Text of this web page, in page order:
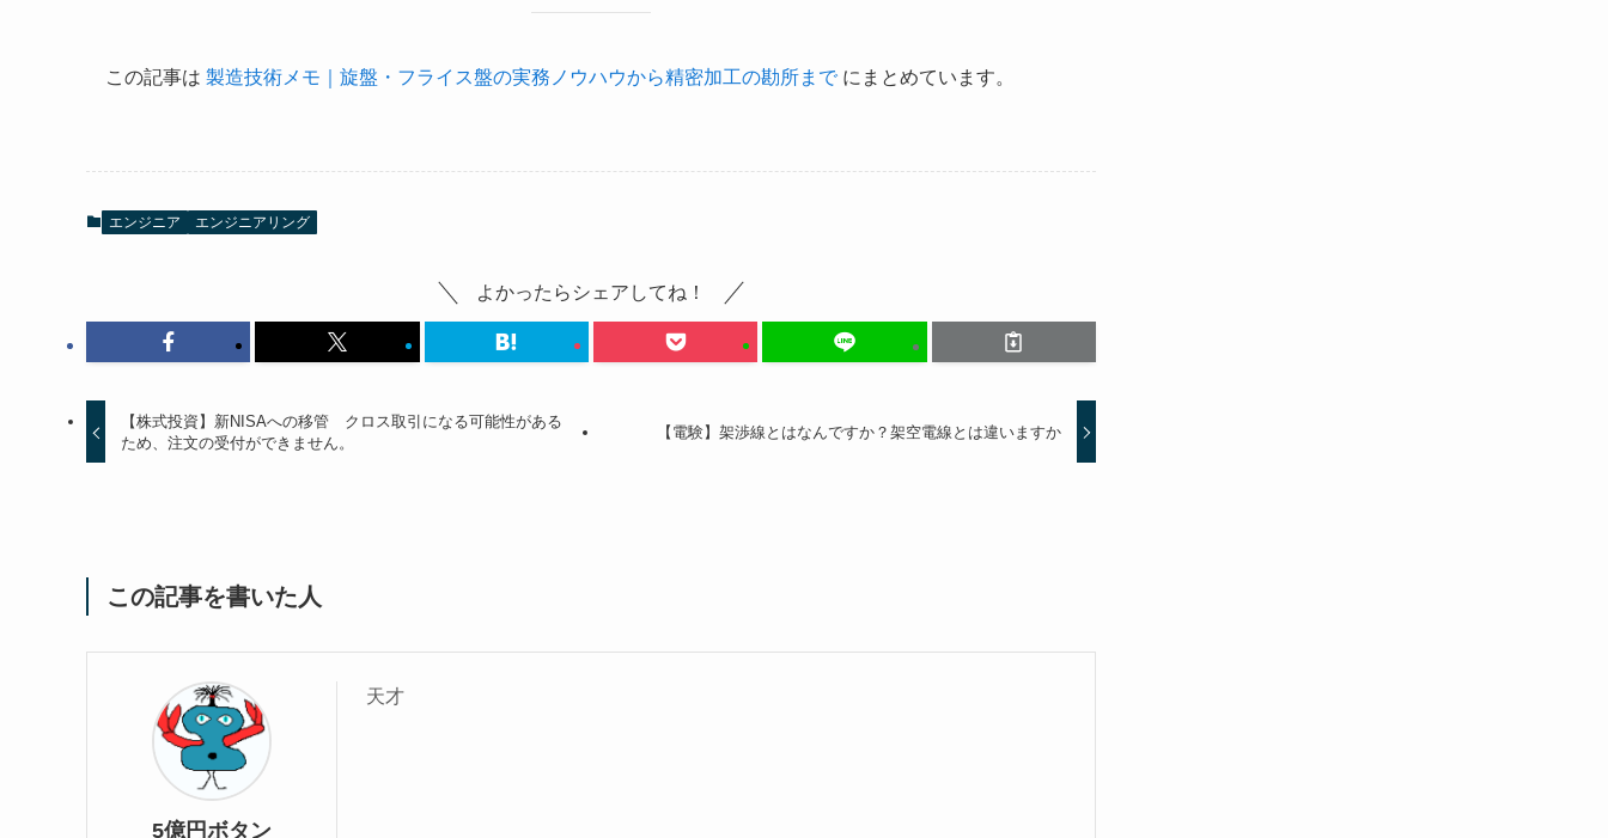
この記事は 製造技術メモ｜旋盤・フライス盤の実務ノウハウから精密加工の勘所までにまとめています。
エンジニア エンジニアリング
よかったらシェアしてね！
【株式投資】新NISAへの移管 クロス取引になる可能性がある
ため、注文の受付ができません。
【電験】架渉線とはなんですか？架空電線とは違いますか
この記事を書いた人
5億円ボタン
天才